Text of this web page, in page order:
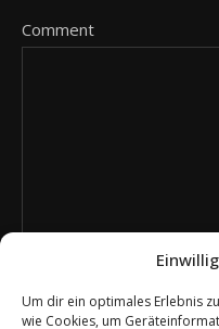
Um dir ein optimales Erlebnis
wie Cookies, um
Comment